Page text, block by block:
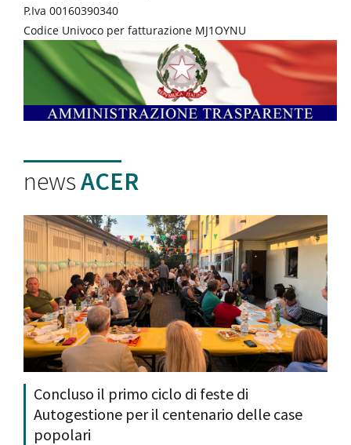
P.Iva 00160390340
Codice Univoco per fatturazione MJ1OYNU
newsACER
Concluso il primo ciclo di feste di
Autogestione per il centenario delle case
popolari